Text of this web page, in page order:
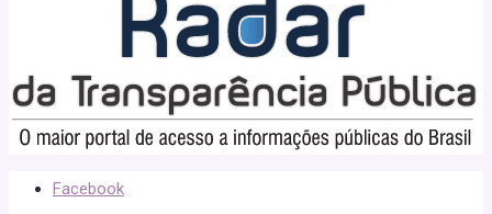
Facebook